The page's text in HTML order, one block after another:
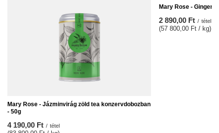
Mary Rose - Jázminvirág zöld tea konzervdobozban
- 50g
4 190,00 Ft / tétel
Mary Rose -
2 890,00 Ft / tétel
(57 800,00 Ft / kg)